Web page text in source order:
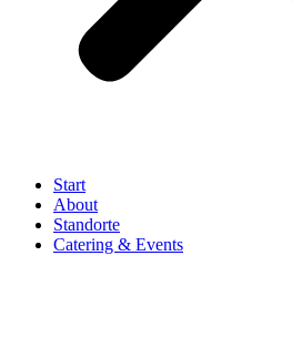
Start
About
Standorte
Catering & Events